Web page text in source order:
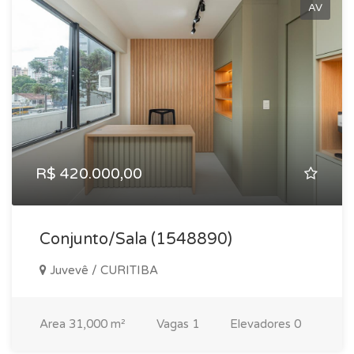
AV
R$ 420.000,00
Conjunto/Sala (1548890)
Juvevê / CURITIBA
Area 31,000 m² Vagas 1 Elevadores 0